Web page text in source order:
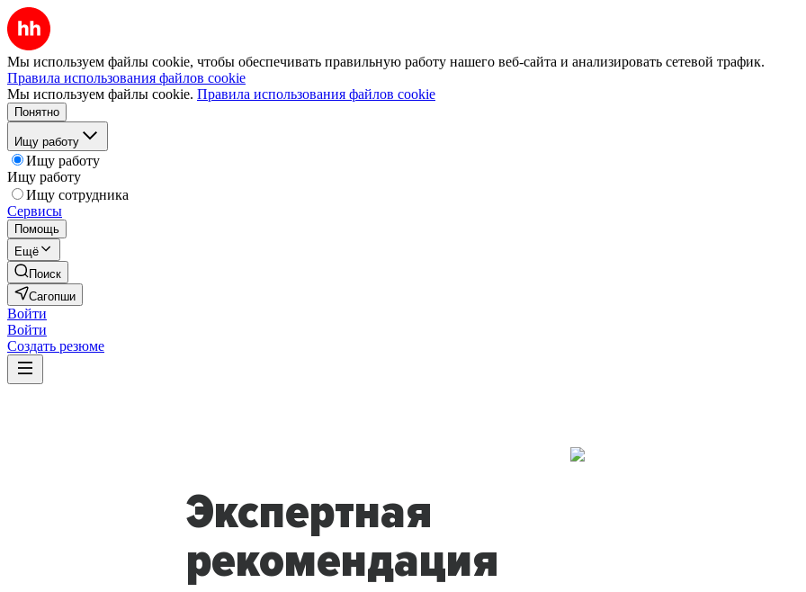
Мы используем файлы cookie, чтобы обеспечивать правильную работу нашего веб-сайта и анализировать сетевой трафик.
Правила использования файлов cookie
Мы используем файлы cookie. Правила использования файлов cookie
Понятно
Ищу работу
Ищу работу
Ищу работу
Ищу сотрудника
Сервисы
Помощь
Ещё
Поиск
Сагопши
Войти
Войти
Создать резюме
Экспертная
рекомендация